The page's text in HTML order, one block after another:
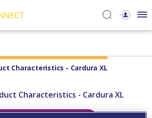
Characteristics - Cardura XL
Characteristics - Cardura XL